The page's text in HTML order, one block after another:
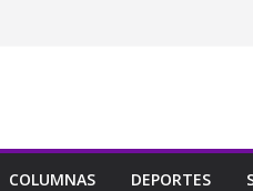
COLUMNAS DEPORTES